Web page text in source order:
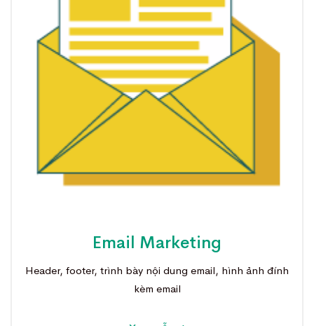
Email Marketing
Header, footer, trình bày nội dung email, hình ảnh đính
kèm email